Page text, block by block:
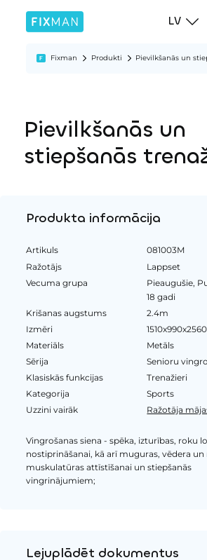
LV
Fixman Produkti Pievilkšanās un
Pievilkšanās un
stiepšanās
Produkta informācija
Artikuls
081003M
Ražotājs
Lappset
Vecuma grupa
Pieaugušie,
18 gadi
Krišanas augstums
2.4m
Izmēri
1510x990x2560
Materiāls
Metāls
Sērija
Senioru
Klasiskās funkcijas
Trenažieri
Kategorija
Sports
Uzzini vairāk
Ražotāja
Vingrošanas siena - spēka, izturības, roku
nostiprināšanai, kā arī muguras, vēdera un
muskulatūras attīstīšanai un stiepšanās
vingrinājumiem;
Lejuplādēt dokumentus